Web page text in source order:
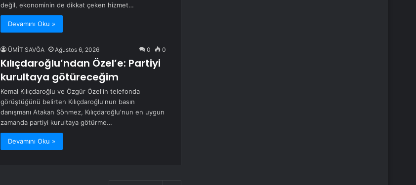
değil, ekonominin de dikkat çeken hizmet…
Devamını Oku »
ÜMİT SAVĞA Ağustos 6, 2026 0 0
Kılıçdaroğlu’ndan Özel’e: Partiyi
kurultaya götüreceğim
Kemal Kılıçdaroğlu ve Özgür Özel'in telefonda
görüştüğünü belirten Kılıçdaroğlu'nun basın
danışmanı Atakan Sönmez, Kılıçdaroğlu'nun en uygun
zamanda partiyi kurultaya götürme…
Devamını Oku »